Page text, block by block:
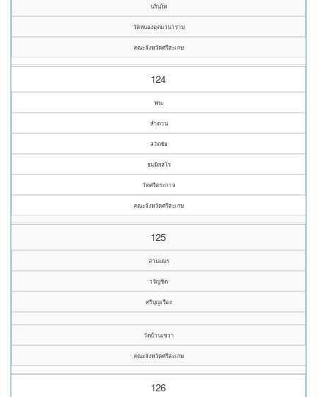
นรินฺโท
วัดหนองอุดมวนาราม
คณะจังหวัดศรีสะเกษ
124
พระ
ลำดวน
สวัดชัย
ธมฺมิสฺสโร
วัดศรีตระกาจ
คณะจังหวัดศรีสะเกษ
125
สามเณร
วรัญชิต
ศรีบุญเรือง
วัดบ้านเขวา
คณะจังหวัดศรีสะเกษ
126